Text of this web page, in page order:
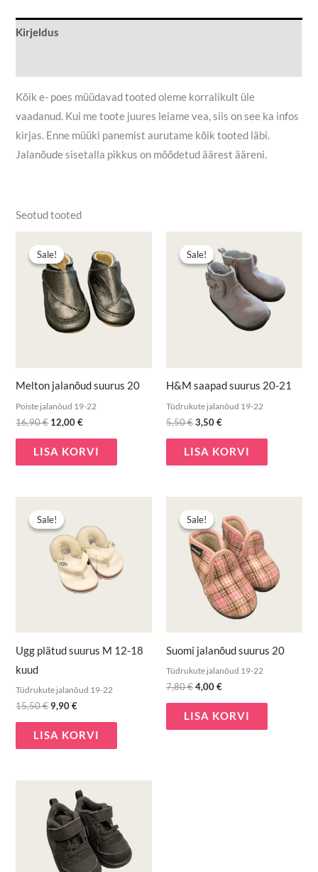
Kirjeldus
Kõik e- poes müüdavad tooted oleme korralikult üle
vaadanud. Kui me toote juures leiame vea, siis on see ka infos
kirjas. Enne müüki panemist aurutame kõik tooted läbi.
Jalanõude sisetalla pikkus on mõõdetud äärest ääreni.
Seotud tooted
Sale!
Sale!
Melton jalanõud suurus 20
Poiste jalanõud 19-22
16,90€
hind
oli:
16,90 €.
12,00€
hind
on:
12,00 €.
LISA KORVI
Sale!
Sale!
H&M saapad suurus 20-21
Tüdrukute jalanõud 19-22
5,50€
hind
oli:
5,50 €.
3,50€
hind
on:
3,50 €.
LISA KORVI
Sale!
Sale!
Ugg plätud suurus M 12-18
kuud
Tüdrukute jalanõud 19-22
15,50€
hind
oli:
15,50 €.
9,90€
on:
9,90 €.
LISA KORVI
Sale!
Sale!
Suomi jalanõud suurus 20
Tüdrukute jalanõud 19-22
7,80€
hind
oli:
7,80 €.
4,00€
hind
on:
4,00 €.
LISA KORVI